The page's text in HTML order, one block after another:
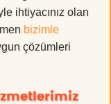
ihtiyacınız olan
bizimle
çözümleri